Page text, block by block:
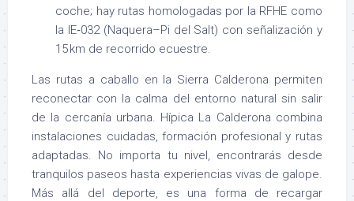
coche; hay rutas homologadas por la RFHE como
la IE‑032 (Naquera–Pi del Salt) con señalización y
15 km de recorrido ecuestre.
Las rutas a caballo en la Sierra Calderona permiten
reconectar con la calma del entorno natural sin salir
de la cercanía urbana. Hípica La Calderona combina
instalaciones cuidadas, formación profesional y rutas
adaptadas. No importa tu nivel, encontrarás desde
tranquilos paseos hasta experiencias vivas de galope.
Más allá del deporte, es una forma de recargar